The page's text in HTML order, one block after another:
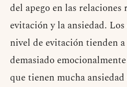
del apego en las relaciones
evitación y la ansiedad.
nivel de evitación tienden
demasiado
que tienen mucha